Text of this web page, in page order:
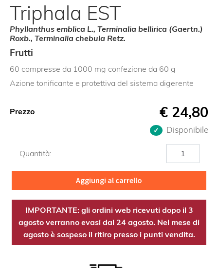
Triphala EST
Phyllanthus emblica L., Terminalia bellirica (Gaertn.)
Roxb., Terminalia chebula Retz.
Frutti
60 compresse da 1000 mg confezione da 60 g
Azione tonificante e protettiva del sistema digerente
Prezzo € 24,80
Disponibile
Quantità:
Triphala
EST
quantità
Aggiungi al carrello
IMPORTANTE: gli ordini web ricevuti dopo il 3
agosto verranno evasi dal 24 agosto. Nel mese di
agosto è sospeso il ritiro presso i punti vendita.